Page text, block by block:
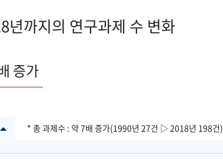
년까지의 연구과제 수 변화
증가
* 총 과제수 : 약 7배 증가(1990년 27건 ▷ 2018년 198건)